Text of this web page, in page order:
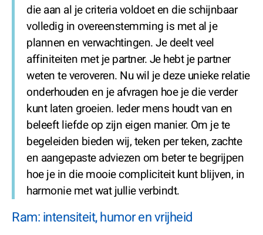
die aan al je criteria voldoet en die schijnbaar
volledig in overeenstemming is met al je
plannen en verwachtingen. Je deelt veel
affiniteiten met je partner. Je hebt je partner
weten te veroveren. Nu wil je deze unieke relatie
onderhouden en je afvragen hoe je die verder
kunt laten groeien. Ieder mens houdt van en
beleeft liefde op zijn eigen manier. Om je te
begeleiden bieden wij, teken per teken, zachte
en aangepaste adviezen om beter te begrijpen
hoe je in die mooie compliciteit kunt blijven, in
harmonie met wat jullie verbindt.
Ram: intensiteit, humor en vrijheid